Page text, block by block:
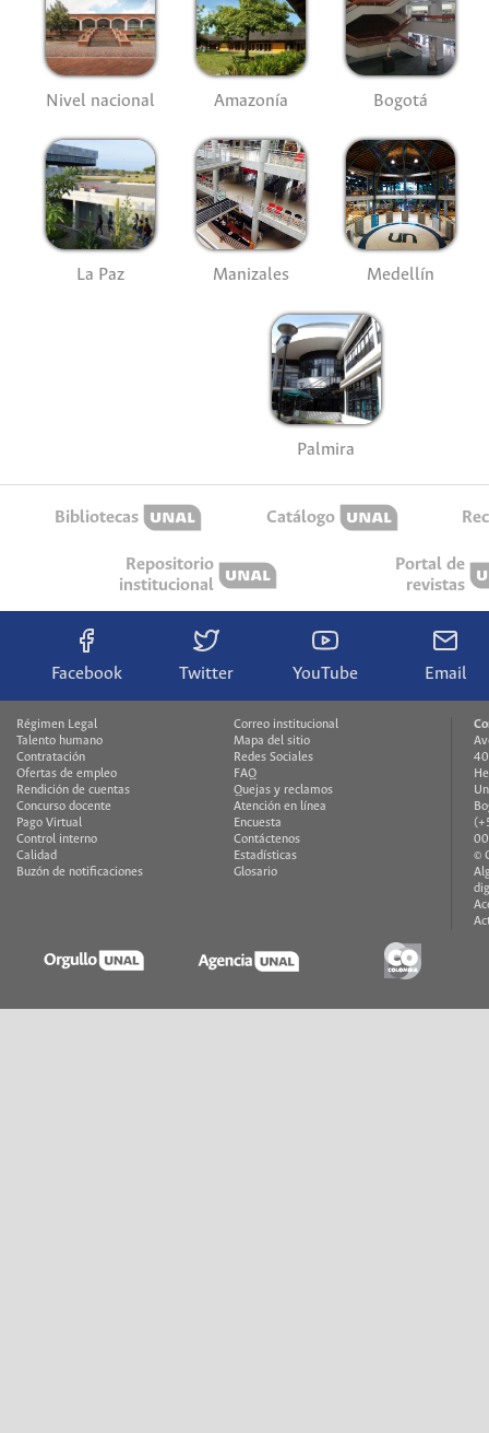
Nivel nacional Amazonía Bogotá
La Paz Manizales Medellín
Palmira
Bibliotecas Catálogo
Repositorio
institucional
Portal de
revistas
Facebook Twitter YouTube Email
Régimen Legal
Talento humano
Contratación
Ofertas de empleo
Rendición de cuentas
Concurso docente
Pago Virtual
Control interno
Calidad
Buzón de notificaciones
Correo institucional
Mapa del sitio
Redes Sociales
FAQ
Quejas y reclamos
Atención en línea
Encuesta
Contáctenos
Estadísticas
Glosario
©